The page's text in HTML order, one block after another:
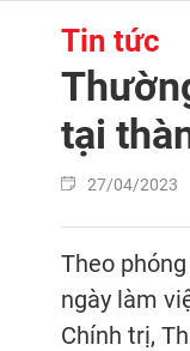
Tin tức
tại
27/04/2023
Theo
ngày làm
Chính trị,